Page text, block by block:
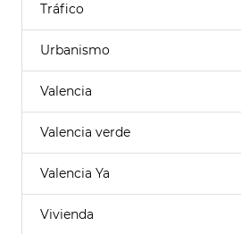
Tráfico
Urbanismo
Valencia
Valencia verde
Valencia Ya
Vivienda